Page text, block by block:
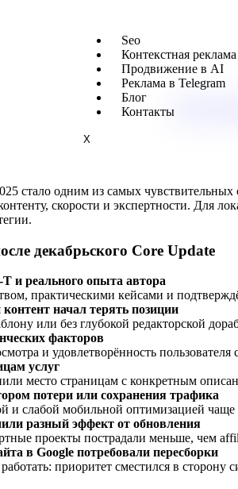
Seo
Контекстная реклама
Продвижение в AI
Реклама в Telegram
Блог
Контакты
X
Заказать
стало одним из самых
скорости и экспертности. Для
декабрьского Core Update
и реального опыта автора
практическими кейсами и
начал терять позиции
или без глубокой редакторской
факторов
и удовлетворённость
услуг
место страницам с конкретным
потери или сохранения трафика
и слабой мобильной оптимизацией чаще
разный эффект от обновления
проекты пострадали меньше, чем
в Google потребовали пересборки
приоритет сместился в